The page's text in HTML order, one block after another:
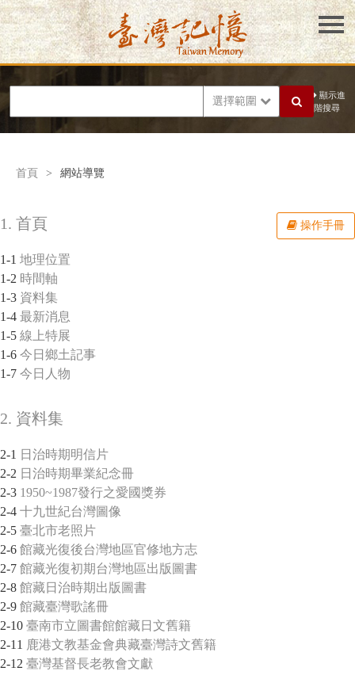
選擇範圍
顯示進
階搜尋
首頁 > 網站導覽
操作手冊
1. 首頁
1-1 地理位置
1-2 時間軸
1-3 資料集
1-4 最新消息
1-5 線上特展
1-6 今日鄉土記事
1-7 今日人物
2. 資料集
2-1 日治時期明信片
2-2 日治時期畢業紀念冊
2-3 1950~1987發行之愛國獎券
2-4 十九世紀台灣圖像
2-5 臺北市老照片
2-6 館藏光復後台灣地區官修地方志
2-7 館藏光復初期台灣地區出版圖書
2-8 館藏日治時期出版圖書
2-9 館藏臺灣歌謠冊
2-10 臺南市立圖書館館藏日文舊籍
2-11 鹿港文教基金會典藏臺灣詩文舊籍
2-12 臺灣基督長老教會文獻